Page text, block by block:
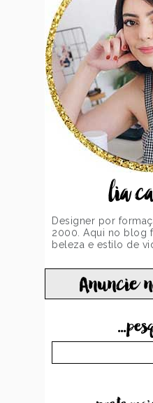
lia
Designer por
2000. Aqui no blog
beleza e estilo de
Anuncie